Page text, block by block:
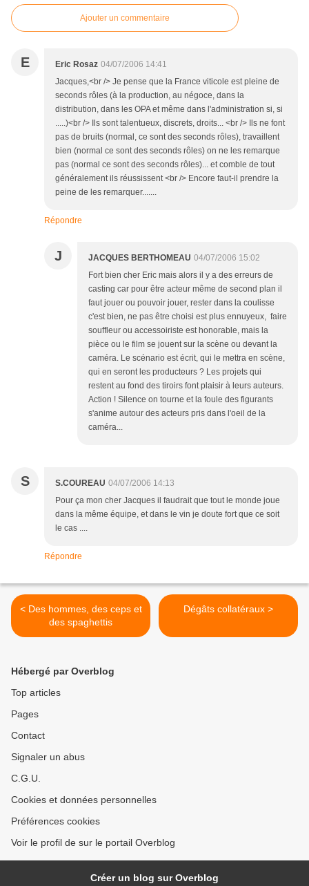
Ajouter un commentaire
E Eric Rosaz 04/07/2006 14:41
Jacques,<br /> Je pense que la France viticole est pleine de
seconds rôles (à la production, au négoce, dans la
distribution, dans les OPA et même dans l'administration si, si
.....)<br /> Ils sont talentueux, discrets, droits... <br /> Ils ne font
pas de bruits (normal, ce sont des seconds rôles), travaillent
bien (normal ce sont des seconds rôles) on ne les remarque
pas (normal ce sont des seconds rôles)... et comble de tout
généralement ils réussissent <br /> Encore faut-il prendre la
peine de les remarquer.......
Répondre
J JACQUES BERTHOMEAU 04/07/2006 15:02
Fort bien cher Eric mais alors il y a des erreurs de
casting car pour être acteur même de second plan il
faut jouer ou pouvoir jouer, rester dans la coulisse
c'est bien, ne pas être choisi est plus ennuyeux, faire
souffleur ou accessoiriste est honorable, mais la
pièce ou le film se jouent sur la scène ou devant la
caméra. Le scénario est écrit, qui le mettra en scène,
qui en seront les producteurs ? Les projets qui
restent au fond des tiroirs font plaisir à leurs auteurs.
Action ! Silence on tourne et la foule des figurants
s'anime autour des acteurs pris dans l'oeil de la
caméra...
S S.COUREAU 04/07/2006 14:13
Pour ça mon cher Jacques il faudrait que tout le monde joue
dans la même équipe, et dans le vin je doute fort que ce soit
le cas ....
Répondre
< Des hommes, des ceps et
des spaghettis
Dégâts collatéraux >
Hébergé par Overblog
Top articles
Pages
Contact
Signaler un abus
C.G.U.
Cookies et données personnelles
Préférences cookies
Voir le profil de sur le portail Overblog
Créer un blog sur Overblog